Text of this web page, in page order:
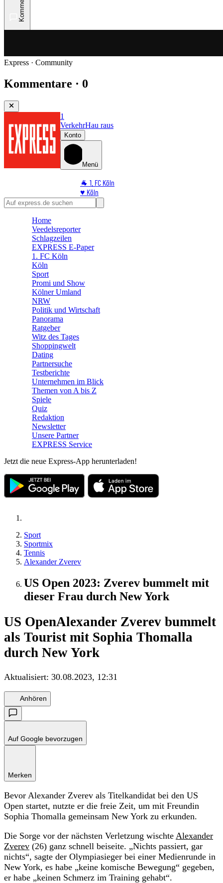
Express · Community
Kommentare · 0
1
VerkehrHau raus
Konto
Menü
🐐 1. FC Köln
♥️ Köln
⭐ Promi
🛒 Shoppingwelt
Home
Veedelsreporter
Schlagzeilen
EXPRESS E-Paper
1. FC Köln
Köln
Sport
Promi und Show
Kölner Umland
NRW
Politik und Wirtschaft
Panorama
Ratgeber
Witz des Tages
Shoppingwelt
Dating
Partnersuche
Testberichte
Unternehmen im Blick
Themen von A bis Z
Spiele
Quiz
Redaktion
Newsletter
Unsere Partner
EXPRESS Service
Jetzt die neue Express-App herunterladen!
Sport
Sportmix
Tennis
Alexander Zverev
US Open 2023: Zverev bummelt mit
dieser Frau durch New York
US OpenAlexander Zverev bummelt
als Tourist mit Sophia Thomalla
durch New York
Aktualisiert: 30.08.2023, 12:31
Anhören
Auf Google bevorzugen
Merken
Bevor Alexander Zverev als Titelkandidat bei den US
Open startet, nutzte er die freie Zeit, um mit Freundin
Sophia Thomalla gemeinsam New York zu erkunden.
Die Sorge vor der nächsten Verletzung wischte Alexander
Zverev (26) ganz schnell beiseite. „Nichts passiert, gar
nichts“, sagte der Olympiasieger bei einer Medienrunde in
New York, es habe „keine komische Bewegung“ gegeben,
er habe „keinen Schmerz im Training gehabt“.